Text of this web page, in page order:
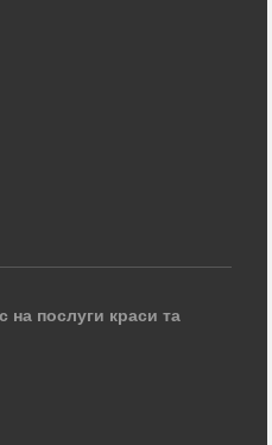
на послуги краси та